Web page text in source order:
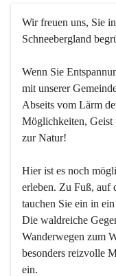
Wir freuen uns, Sie
Schneebergland
Wenn Sie
mit unserer
Abseits vom Lärm
Möglichkeiten, Geist
zur Natur!
Hier ist es noch
erleben. Zu Fuß, auf
tauchen Sie ein in
Die waldreiche
Wanderwegen zum
besonders reizvolle
ein.